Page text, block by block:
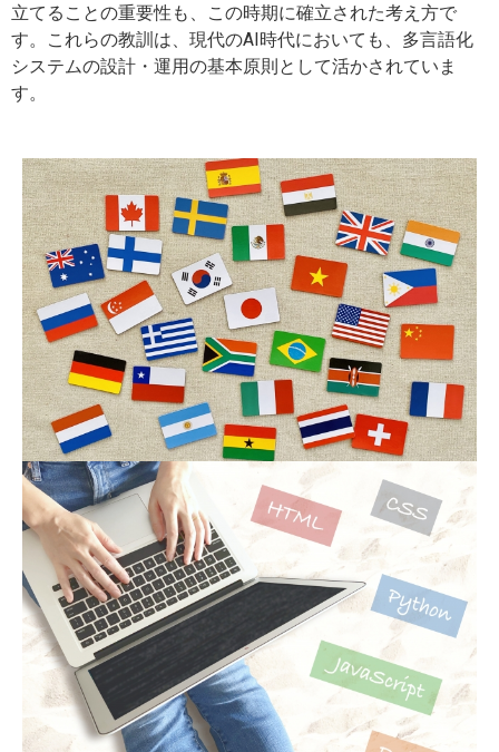
立てることの重要性も、この時期に確立された考え方で
す。これらの教訓は、現代のAI時代においても、多言語化
システムの設計・運用の基本原則として活かされていま
す。